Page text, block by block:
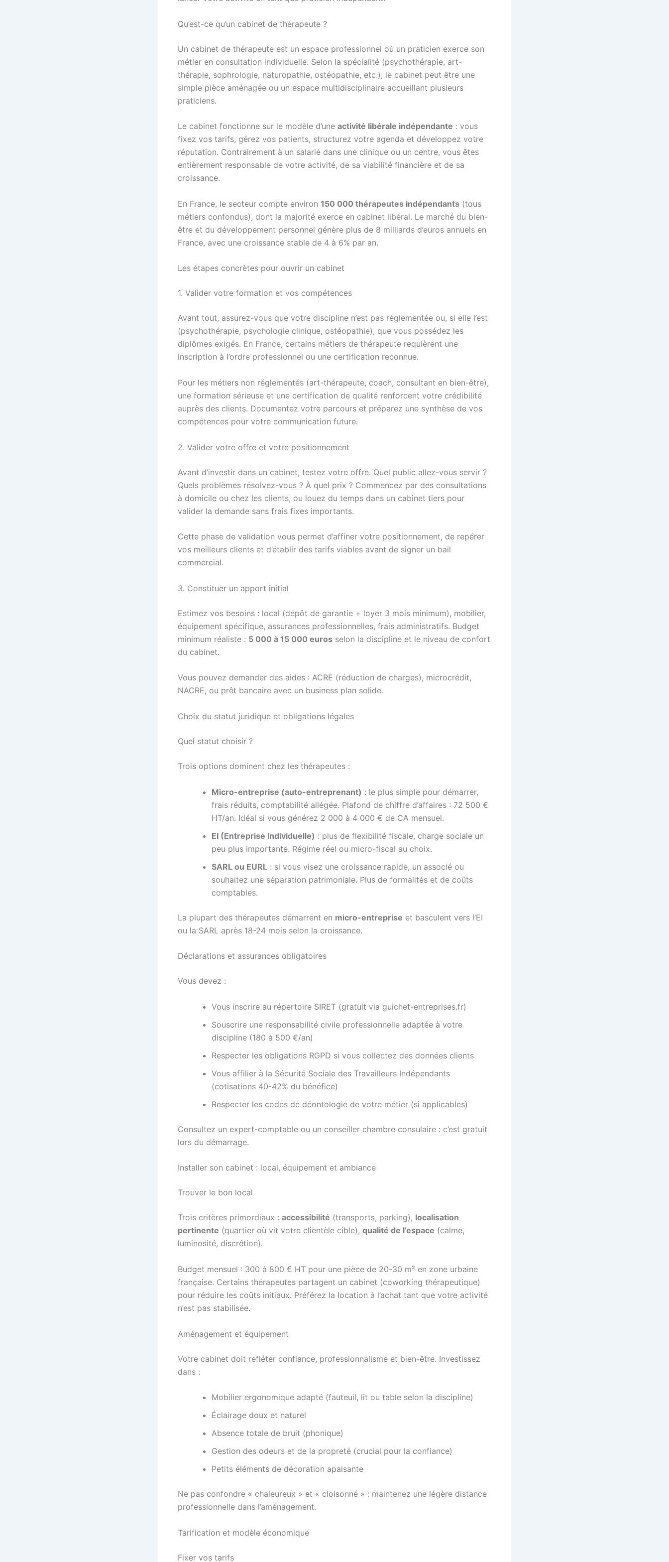
Qu’est-ce qu’un cabinet de thérapeute ?
Un cabinet de thérapeute est un espace professionnel où un praticien exerce son
métier en consultation individuelle. Selon la spécialité (psychothérapie, art-
thérapie, sophrologie, naturopathie, ostéopathie, etc.), le cabinet peut être une
simple pièce aménagée ou un espace multidisciplinaire accueillant plusieurs
praticiens.
Le cabinet fonctionne sur le modèle d’une activité libérale indépendante : vous
fixez vos tarifs, gérez vos patients, structurez votre agenda et développez votre
réputation. Contrairement à un salarié dans une clinique ou un centre, vous êtes
entièrement responsable de votre activité, de sa viabilité financière et de sa
croissance.
En France, le secteur compte environ 150 000 thérapeutes indépendants (tous
métiers confondus), dont la majorité exerce en cabinet libéral. Le marché du bien-
être et du développement personnel génère plus de 8 milliards d’euros annuels en
France, avec une croissance stable de 4 à 6% par an.
Les étapes concrètes pour ouvrir un cabinet
1. Valider votre formation et vos compétences
Avant tout, assurez-vous que votre discipline n’est pas réglementée ou, si elle l’est
(psychothérapie, psychologie clinique, ostéopathie), que vous possédez les
diplômes exigés. En France, certains métiers de thérapeute requièrent une
inscription à l’ordre professionnel ou une certification reconnue.
Pour les métiers non réglementés (art-thérapeute, coach, consultant en bien-être),
une formation sérieuse et une certification de qualité renforcent votre crédibilité
auprès des clients. Documentez votre parcours et préparez une synthèse de vos
compétences pour votre communication future.
2. Valider votre offre et votre positionnement
Avant d’investir dans un cabinet, testez votre offre. Quel public allez-vous servir ?
Quels problèmes résolvez-vous ? À quel prix ? Commencez par des consultations
à domicile ou chez les clients, ou louez du temps dans un cabinet tiers pour
valider la demande sans frais fixes importants.
Cette phase de validation vous permet d’affiner votre positionnement, de repérer
vos meilleurs clients et d’établir des tarifs viables avant de signer un bail
commercial.
3. Constituer un apport initial
Estimez vos besoins : local (dépôt de garantie + loyer 3 mois minimum), mobilier,
équipement spécifique, assurances professionnelles, frais administratifs. Budget
minimum réaliste : 5 000 à 15 000 euros selon la discipline et le niveau de confort
du cabinet.
Vous pouvez demander des aides : ACRE (réduction de charges), microcrédit,
NACRE, ou prêt bancaire avec un business plan solide.
Choix du statut juridique et obligations légales
Quel statut choisir ?
Trois options dominent chez les thérapeutes :
Micro-entreprise (auto-entreprenant) : le plus simple pour démarrer,
frais réduits, comptabilité allégée. Plafond de chiffre d’affaires : 72 500 €
HT/an. Idéal si vous générez 2 000 à 4 000 € de CA mensuel.
EI (Entreprise Individuelle) : plus de flexibilité fiscale, charge sociale un
peu plus importante. Régime réel ou micro-fiscal au choix.
SARL ou EURL : si vous visez une croissance rapide, un associé ou
souhaitez une séparation patrimoniale. Plus de formalités et de coûts
comptables.
La plupart des thérapeutes démarrent en micro-entreprise et basculent vers l’EI
ou la SARL après 18-24 mois selon la croissance.
Déclarations et assurances obligatoires
Vous devez :
Vous inscrire au répertoire SIRET (gratuit via guichet-entreprises.fr)
Souscrire une responsabilité civile professionnelle adaptée à votre
discipline (180 à 500 €/an)
Respecter les obligations RGPD si vous collectez des données clients
Vous affilier à la Sécurité Sociale des Travailleurs Indépendants
(cotisations 40-42% du bénéfice)
Respecter les codes de déontologie de votre métier (si applicables)
Consultez un expert-comptable ou un conseiller chambre consulaire : c’est gratuit
lors du démarrage.
Installer son cabinet : local, équipement et ambiance
Trouver le bon local
Trois critères primordiaux : accessibilité (transports, parking), localisation
pertinente (quartier où vit votre clientèle cible), qualité de l’espace (calme,
luminosité, discrétion).
Budget mensuel : 300 à 800 € HT pour une pièce de 20-30 m² en zone urbaine
française. Certains thérapeutes partagent un cabinet (coworking thérapeutique)
pour réduire les coûts initiaux. Préférez la location à l’achat tant que votre activité
n’est pas stabilisée.
Aménagement et équipement
Votre cabinet doit refléter confiance, professionnalisme et bien-être. Investissez
dans :
Mobilier ergonomique adapté (fauteuil, lit ou table selon la discipline)
Éclairage doux et naturel
Absence totale de bruit (phonique)
Gestion des odeurs et de la propreté (crucial pour la confiance)
Petits éléments de décoration apaisante
Ne pas confondre « chaleureux » et « cloisonné » : maintenez une légère distance
professionnelle dans l’aménagement.
Tarification et modèle économique
Fixer vos tarifs